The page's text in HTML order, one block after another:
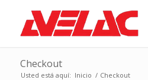
Checkout
Usted está aquí: Inicio / Checkout